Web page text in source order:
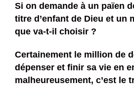
Si on demande à un païen
titre d’enfant de Dieu et un
que va-t-il choisir ?
Certainement le million de
dépenser et finir sa vie en
malheureusement, c’est le